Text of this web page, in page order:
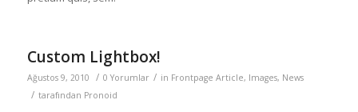
Custom Lightbox!
Ağustos 9, 2010 / 0 Yorumlar / in Frontpage Article, Images, News
/ tarafından Pronoid